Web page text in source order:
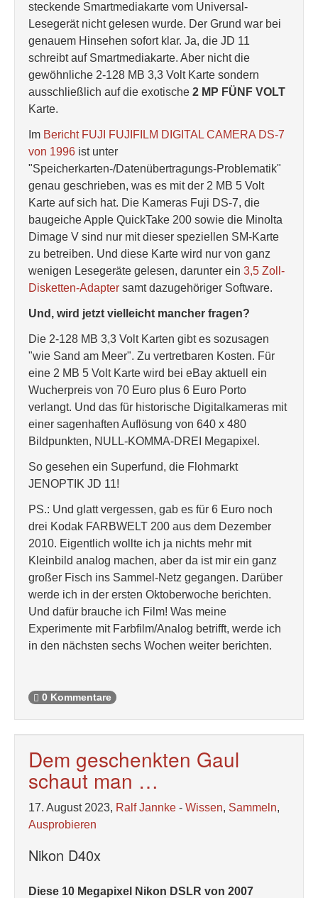
steckende Smartmediakarte vom Universal-
Lesegerät nicht gelesen wurde. Der Grund war bei
genauem Hinsehen sofort klar. Ja, die JD 11
schreibt auf Smartmediakarte. Aber nicht die
gewöhnliche 2-128 MB 3,3 Volt Karte sondern
ausschließlich auf die exotische 2 MP FÜNF VOLT
Karte.
Im Bericht FUJI FUJIFILM DIGITAL CAMERA DS-7
von 1996 ist unter
"Speicherkarten-/Datenübertragungs-Problematik"
genau geschrieben, was es mit der 2 MB 5 Volt
Karte auf sich hat. Die Kameras Fuji DS-7, die
baugeiche Apple QuickTake 200 sowie die Minolta
Dimage V sind nur mit dieser speziellen SM-Karte
zu betreiben. Und diese Karte wird nur von ganz
wenigen Lesegeräte gelesen, darunter ein 3,5 Zoll-
Disketten-Adapter samt dazugehöriger Software.
Und, wird jetzt vielleicht mancher fragen?
Die 2-128 MB 3,3 Volt Karten gibt es sozusagen
"wie Sand am Meer". Zu vertretbaren Kosten. Für
eine 2 MB 5 Volt Karte wird bei eBay aktuell ein
Wucherpreis von 70 Euro plus 6 Euro Porto
verlangt. Und das für historische Digitalkameras mit
einer sagenhaften Auflösung von 640 x 480
Bildpunkten, NULL-KOMMA-DREI Megapixel.
So gesehen ein Superfund, die Flohmarkt
JENOPTIK JD 11!
PS.: Und glatt vergessen, gab es für 6 Euro noch
drei Kodak FARBWELT 200 aus dem Dezember
2010. Eigentlich wollte ich ja nichts mehr mit
Kleinbild analog machen, aber da ist mir ein ganz
großer Fisch ins Sammel-Netz gegangen. Darüber
werde ich in der ersten Oktoberwoche berichten.
Und dafür brauche ich Film! Was meine
Experimente mit Farbfilm/Analog betrifft, werde ich
in den nächsten sechs Wochen weiter berichten.
0 Kommentare
Dem geschenkten Gaul
schaut man …
17. August 2023, Ralf Jannke - Wissen, Sammeln,
Ausprobieren
Nikon D40x
Diese 10 Megapixel Nikon DSLR von 2007